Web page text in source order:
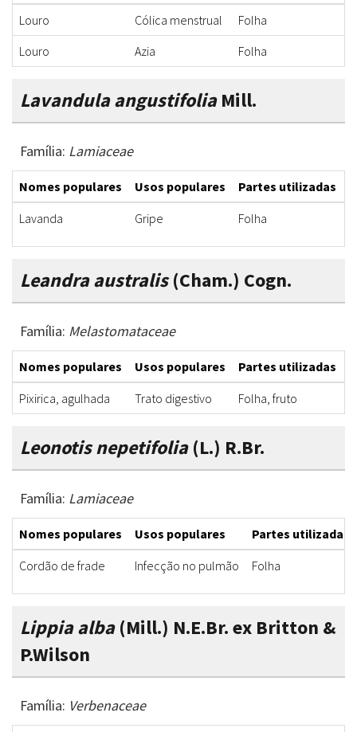
Louro
Cólica menstrual Folha
Louro
Azia Folha
Lavandula angustifoliaMill.
Família: Lamiaceae
Nomes populares Usos populares Partes utilizadas
Lavanda
Gripe Folha
Leandra australis(Cham.) Cogn.
Família: Melastomataceae
Nomes populares Usos populares Partes utilizadas
Pixirica, agulhada
Trato digestivo Folha, fruto
Leonotis nepetifolia(L.) R.Br.
Família: Lamiaceae
Nomes populares Usos populares
Partes utilizadas
Cordão de frade
Infecção no pulmão Folha
Lippia alba(Mill.) N.E.Br. ex Britton &
P.Wilson
Família: Verbenaceae